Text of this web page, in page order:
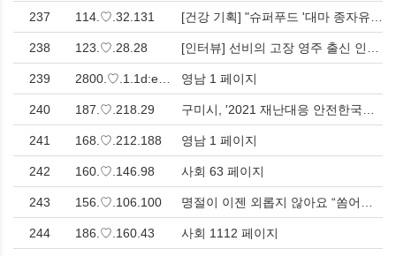
237 114.♡.32.131
238 123.♡.28.28
239 영남 1 페이지
240 187.♡.218.29
241 168.♡.212.188 영남 1 페이지
242 160.♡.146.98 사회 63 페이지
243 156.♡.106.100
244 186.♡.160.43 사회 1112 페이지